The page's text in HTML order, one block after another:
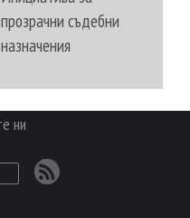
прозрачни съдебни
назначения
ни